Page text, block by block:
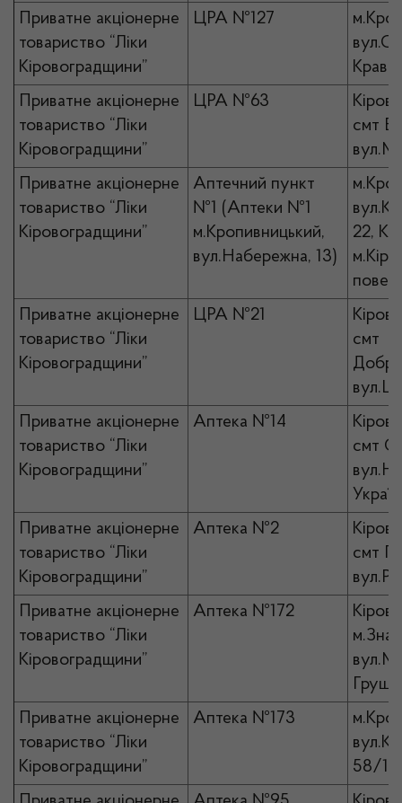
Приватне акціонерне
товариство “Ліки
Кіровоградщини”
ЦРА №127
Приватне акціонерне
товариство “Ліки
Кіровоградщини”
ЦРА №63
смт
Приватне акціонерне
товариство “Ліки
Кіровоградщини”
Аптечний пункт
№1 (Аптеки №1
м.Кропивницький,
вул.Набережна, 13)
22,
Приватне акціонерне
товариство “Ліки
Кіровоградщини”
ЦРА №21
смт
Приватне акціонерне
товариство “Ліки
Кіровоградщини”
Аптека №14
смт
Приватне акціонерне
товариство “Ліки
Кіровоградщини”
Аптека №2
смт
Приватне акціонерне
товариство “Ліки
Кіровоградщини”
Аптека №172
Приватне акціонерне
товариство “Ліки
Кіровоградщини”
Аптека №173
58/12